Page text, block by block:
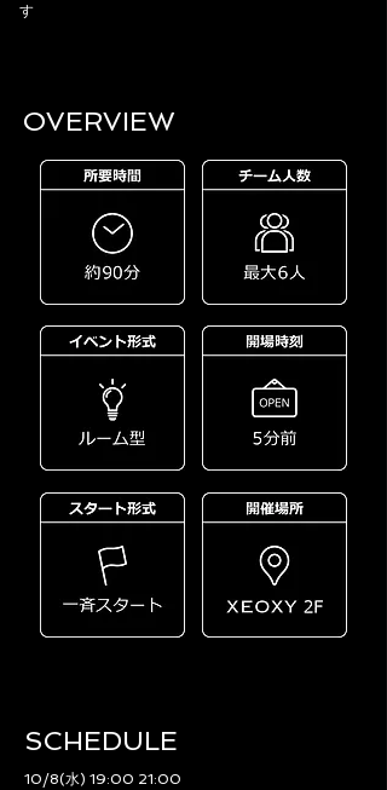
す
OVERVIEW​
SCHEDULE​
10/8(水) 19:00 21:00